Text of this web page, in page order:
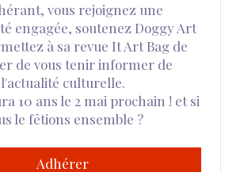
vous rejoignez une
engagée, soutenez Doggy Art
à sa revue It Art Bag de
de vous tenir informer de
l'actualité culturelle.
10 ans le 2 mai prochain ! et si
le fêtions ensemble ?
Adhérer